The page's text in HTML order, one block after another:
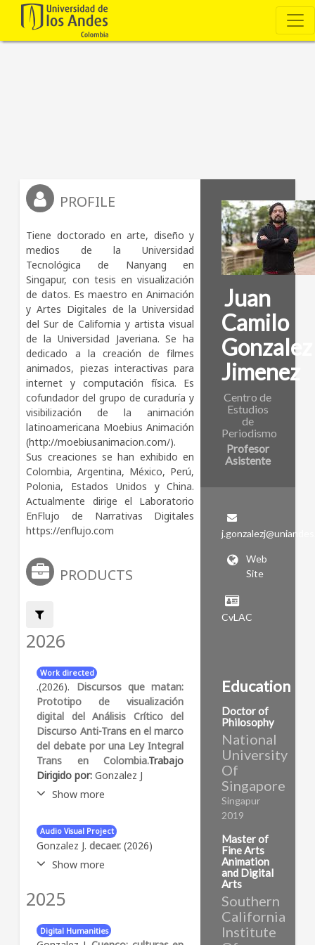
Juan
Camilo
Gonzalez
Jimenez
Centro de
Estudios
de
Periodismo
Profesor
Asistente
Web
Site
CvLAC
Education
Doctor of
Philosophy
National
University
Of
Singapore
Singapur
2019
Master of
Fine Arts
Animation
and Digital
Arts
Southern
California
Institute
PROFILE
Tiene doctorado en arte, diseño y
medios de la Universidad
Tecnológica de Nanyang en
Singapur, con tesis en visualización
de datos. Es maestro en Animación
y Artes Digitales de la Universidad
del Sur de California y artista visual
de la Universidad Javeriana. Se ha
dedicado a la creación de filmes
animados, piezas interactivas para
internet y computación física. Es
cofundador del grupo de curaduría y
visibilización de la animación
latinoamericana Moebius Animación
(http://moebiusanimacion.com/).
Sus creaciones se han exhibido en
Colombia, Argentina, México, Perú,
Polonia, Estados Unidos y China.
Actualmente dirige el Laboratorio
EnFlujo de Narrativas Digitales
https://enflujo.com
PRODUCTS
Filter by:
2026
Work directed
.(2026). Discursos que matan:
Prototipo de visualización
digital del Análisis Crítico del
Discurso Anti-Trans en el marco
del debate por una Ley Integral
Trans en Colombia.Trabajo
Dirigido por:Gonzalez J
Show more
Abstract:El presente proyecto
de grado se sitúa en la
intersección de las
Humanidades Digitales, el
(ACD) y los Estudios Trans
oposición en el marco del
debate legislativo del
Audio Visual Project
Gonzalez J.decaer. (2026)
Show more
Abstract:
por la pólvora, parece que la
hubieran hecho para mí.
Cortometraje de animación a
2025
Digital Humanities